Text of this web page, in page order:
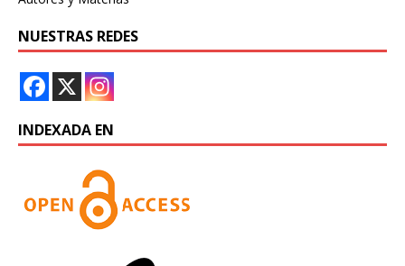
NUESTRAS REDES
INDEXADA EN